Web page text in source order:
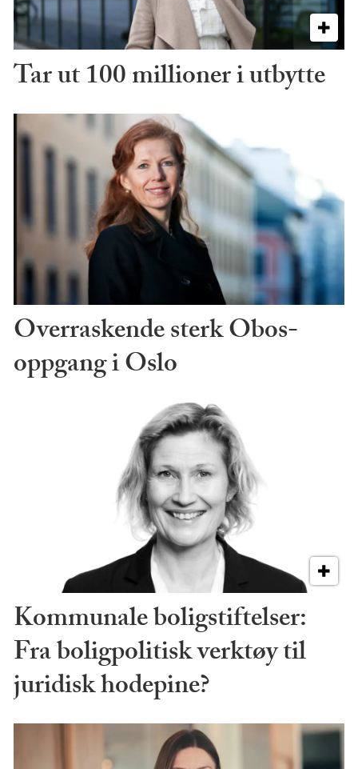
Tar ut 100 millioner i utbytte
Overraskende sterk Obos-
oppgang i Oslo
Kommunale boligstiftelser:
Fra boligpolitisk verktøy til
juridisk hodepine?